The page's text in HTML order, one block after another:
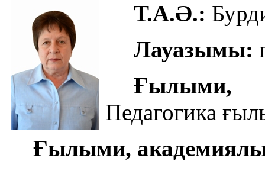
Т.А.Ә.:
Лауазымы:
Ғылыми,
Педагогика
Ғылыми,